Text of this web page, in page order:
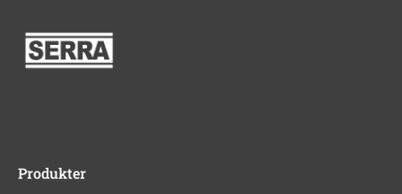
Produkter